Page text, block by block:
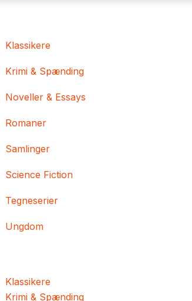
Klassikere
Krimi & Spænding
Noveller & Essays
Romaner
Samlinger
Science Fiction
Tegneserier
Ungdom
Klassikere
Krimi & Spænding